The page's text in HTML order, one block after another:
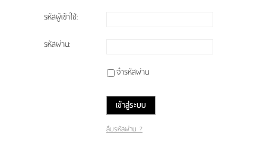
รหัสผู้เข้าใช้:
รหัสผ่าน:
จำรหัสผ่าน
เข้าสู่ระบบ
ลืมรหัสผ่าน ?